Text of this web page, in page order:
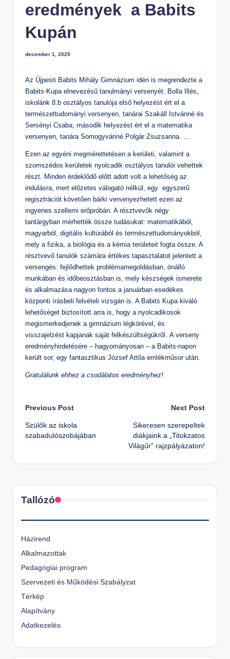
at
ol
eredmények a Babits
Kupán
december 1, 2025
Az Újpesti Babits Mihály Gimnázium idén is megrendezte a
Babits-Kupa elnevezésű tanulmányi versenyét. Bolla Illés,
iskolánk 8.b osztályos tanulója első helyezést ért el a
természettudományi versenyen, tanárai Szakáll Istvánné és
Sersényi Csaba; második helyezést ért el a matematika
versenyen, tanára Somogyváriné Polgár Zsuzsanna. …
Ezen az egyéni megmérettetésen a kerületi, valamint a
szomszédos kerületek nyolcadik osztályos tanulói vehettek
részt. Minden érdeklődő előtt adott volt a lehetőség az
indulásra, mert előzetes válogató nélkül, egy egyszerű
regisztrációt követően bárki versenyezhetett ezen az
ingyenes szellemi erőpróbán. A résztvevők négy
tantárgyban mérhették össze tudásukat: matematikából,
magyarból, digitális kultúrából és természettudományokból,
mely a fizika, a biológia és a kémia területeit fogta össze. A
résztvevő tanulók számára értékes tapasztalatot jelentett a
versengés: fejlődhettek problémamegoldásban, önálló
munkában és időbeosztásban is, mely készségek ismerete
és alkalmazása nagyon fontos a januárban esedékes
központi írásbeli felvételi vizsgán is. A Babits Kupa kiváló
lehetőséget biztosított arra is, hogy a nyolcadikosok
megismerkedjenek a gimnázium légkörével, és
visszajelzést kapjanak saját felkészültségükről. A verseny
eredményhirdetésére – hagyományosan – a Babits-napon
került sor, egy fantasztikus József Attila emlékműsor után.
Gratulálunk ehhez a csodálatos eredményhez!
Post
navigation
Previous Post
Szülők az iskola
szabadulószobájában
Next Post
Sikeresen szerepeltek
diákjaink a „Titokzatos
Világűr” rajzpályázaton!
Tallózó
Házirend
Alkalmazottak
Pedagógiai program
Szervezeti és Működési Szabályzat
Térkép
Alapítvány
Adatkezelés